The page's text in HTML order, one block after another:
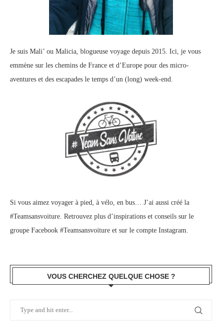
Je suis Mali’ ou Malicia, blogueuse voyage depuis 2015. Ici, je vous
emmène sur les chemins de France et d’Europe pour des micro-
aventures et des escapades le temps d’un (long) week-end.
Si vous aimez voyager à pied, à vélo, en bus… J’ai aussi créé la
#Teamsansvoiture. Retrouvez plus d’inspirations et conseils sur le
groupe Facebook #Teamsansvoiture et sur le compte Instagram.
VOUS CHERCHEZ QUELQUE CHOSE ?